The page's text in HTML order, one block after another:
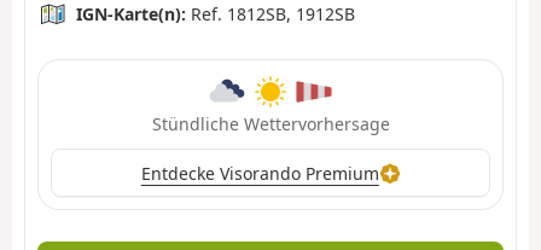
IGN-Karte(n): Ref. 1812SB, 1912SB
Stündliche Wettervorhersage
Entdecke Visorando Premium